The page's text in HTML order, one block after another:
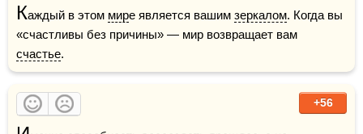
Каждый в этом мире является вашим зеркалом. Когда вы
счастье.
+56